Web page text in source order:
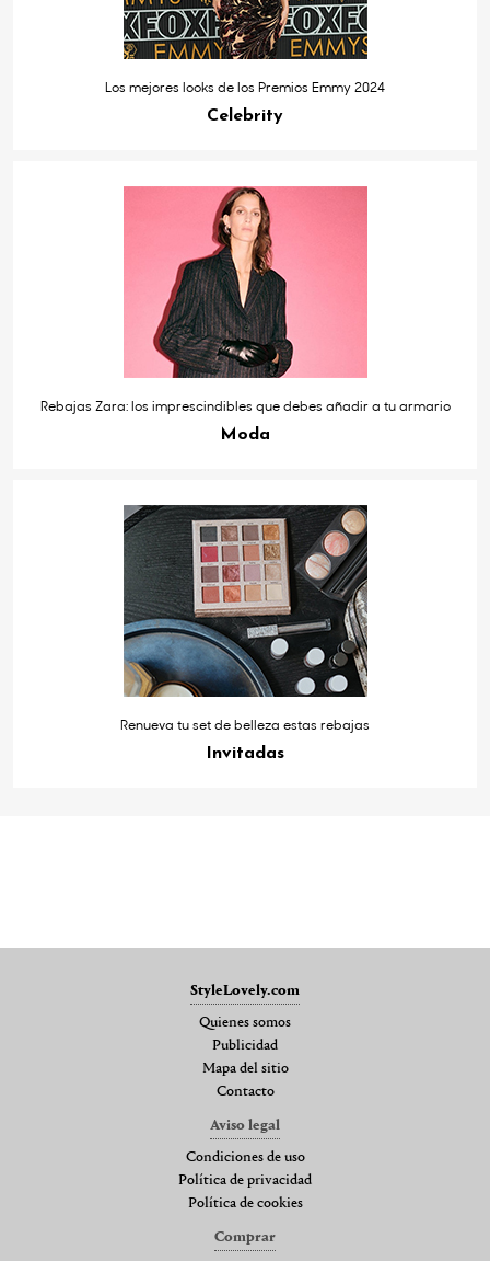
Los mejores looks de los Premios Emmy 2024
Celebrity
Rebajas Zara: los imprescindibles que debes añadir a tu armario
Moda
Renueva tu set de belleza estas rebajas
Invitadas
StyleLovely.com
Quienes somos
Publicidad
Mapa del sitio
Contacto
Aviso legal
Condiciones de uso
Política de privacidad
Política de cookies
Comprar